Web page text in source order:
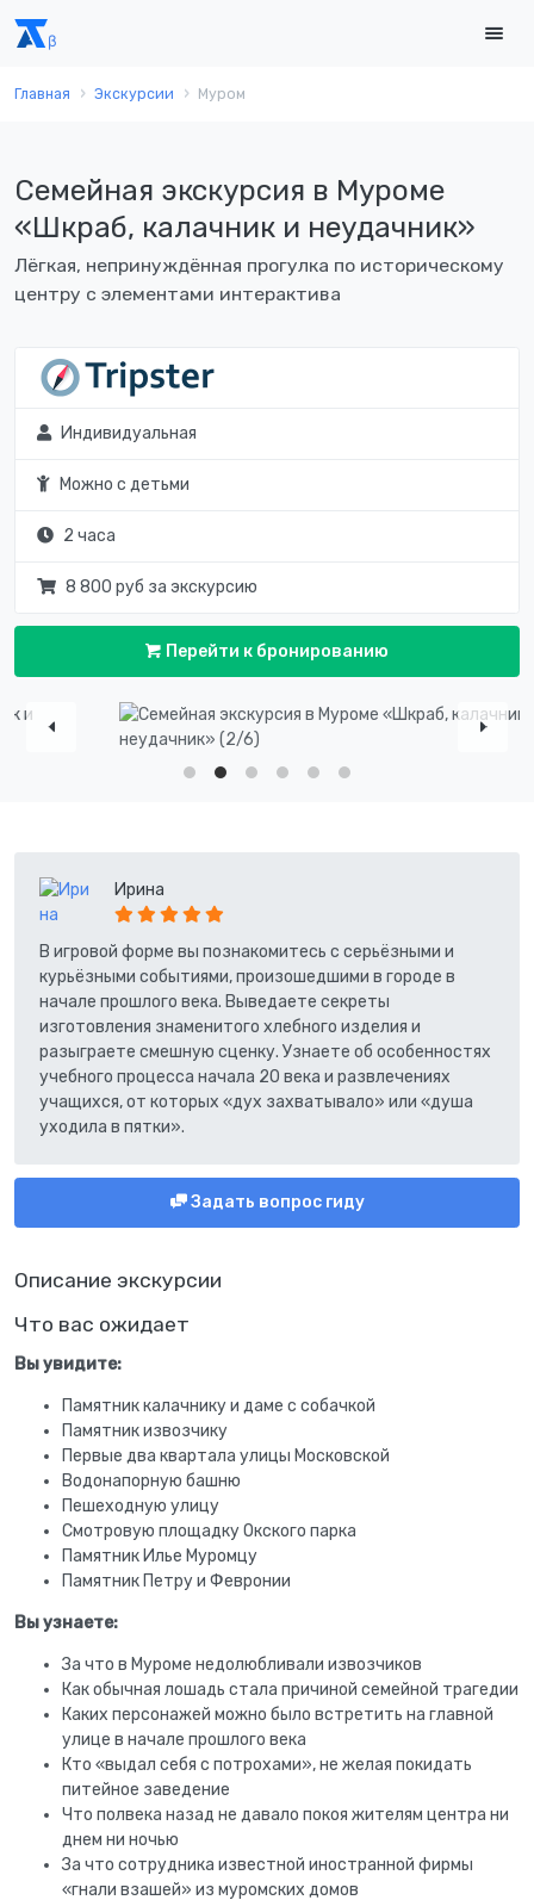
Главная Экскурсии Муром
Семейная экскурсия в Муроме
«Шкраб, калачник и неудачник»
Лёгкая, непринуждённая прогулка по историческому
центру с элементами интерактива
Индивидуальная
Можно с детьми
2 часа
8 800 руб за экскурсию
Перейти к бронированию
Описание экскурсии
Что вас ожидает
Вы увидите:
Памятник калачнику и даме с собачкой
Памятник извозчику
Первые два квартала улицы Московской
Водонапорную башню
Пешеходную улицу
Смотровую площадку Окского парка
Памятник Илье Муромцу
Памятник Петру и Февронии
Вы узнаете:
За что в Муроме недолюбливали извозчиков
Как обычная лошадь стала причиной семейной трагедии
Каких персонажей можно было встретить на главной
улице в начале прошлого века
Кто «выдал себя с потрохами», не желая покидать
питейное заведение
Что полвека назад не давало покоя жителям центра ни
днем ни ночью
За что сотрудника известной иностранной фирмы
«гнали взашей» из муромских домов
Ирина
В игровой форме вы познакомитесь с серьёзными и
курьёзными событиями, произошедшими в городе в
начале прошлого века. Выведаете секреты
изготовления знаменитого хлебного изделия и
разыграете смешную сценку. Узнаете об особенностях
учебного процесса начала 20 века и развлечениях
учащихся, от которых «дух захватывало» или «душа
уходила в пятки».
Задать вопрос гиду